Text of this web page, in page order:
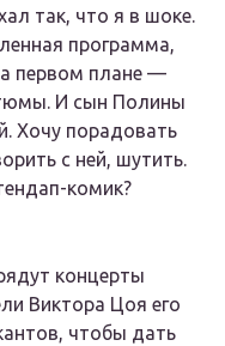
так, что я в шоке.
программа,
первом плане —
И сын Полины
Хочу порадовать
с ней, шутить.
комик?
концерты
Виктора Цоя его
чтобы дать